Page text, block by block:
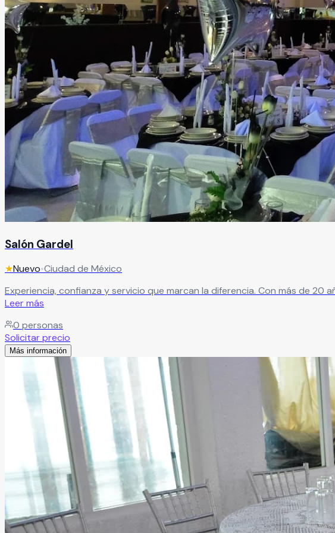
Salón Gardel
★Nuevo•Ciudad de México
Experiencia, confianza y servicio que marcan la diferencia. Con más de
Leer más
0 personas
Solicitar precio
Más información